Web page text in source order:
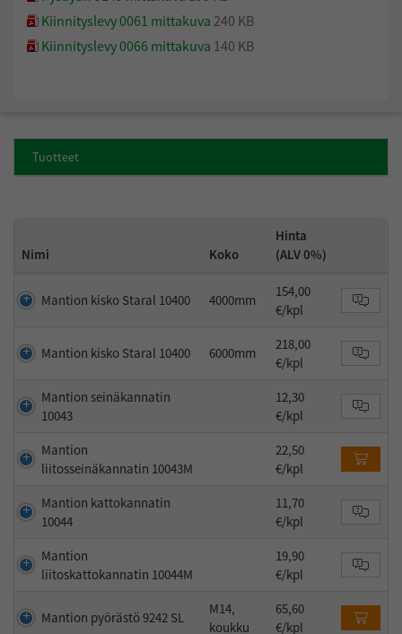
Kiinnityslevy 0061 mittakuva 240 KB
Kiinnityslevy 0066 mittakuva 140 KB
Tuotteet
Nimi Koko
Hinta
(ALV 0%)
Mantion kisko Staral 10400 4000mm
154,00
€/kpl
Mantion kisko Staral 10400 6000mm
218,00
€/kpl
Mantion seinäkannatin
10043
12,30
€/kpl
Mantion
liitosseinäkannatin 10043M
22,50
€/kpl
Mantion kattokannatin
10044
11,70
€/kpl
Mantion
liitoskattokannatin 10044M
19,90
€/kpl
Mantion pyörästö 9242 SL
M14,
koukku
65,60
€/kpl